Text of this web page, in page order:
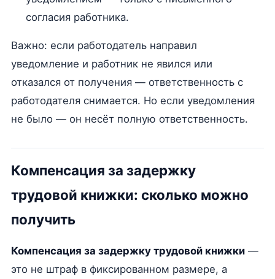
согласия работника.
Важно: если работодатель направил
уведомление и работник не явился или
отказался от получения — ответственность с
работодателя снимается. Но если уведомления
не было — он несёт полную ответственность.
Компенсация за задержку
трудовой книжки: сколько можно
получить
Компенсация за задержку трудовой книжки—
это не штраф в фиксированном размере, а